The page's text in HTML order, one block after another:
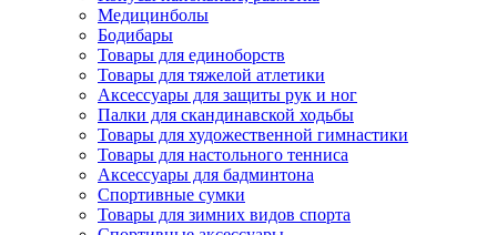
Медицинболы
Бодибары
Товары для единоборств
Товары для тяжелой атлетики
Аксессуары для защиты рук и ног
Палки для скандинавской ходьбы
Товары для художественной гимнастики
Товары для настольного тенниса
Аксессуары для бадминтона
Спортивные сумки
Товары для зимних видов спорта